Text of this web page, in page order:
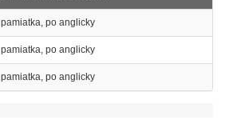
pamiatka, po anglicky
pamiatka, po anglicky
pamiatka, po anglicky